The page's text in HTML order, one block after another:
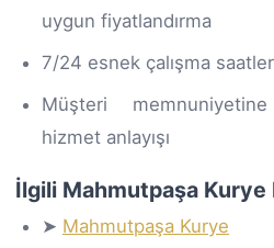
uygun fiyatlandırma
7/24 esnek çalışma
Müşteri
hizmet anlayışı
İlgili Mahmutpaşa
➤ Mahmutpaşa Kurye